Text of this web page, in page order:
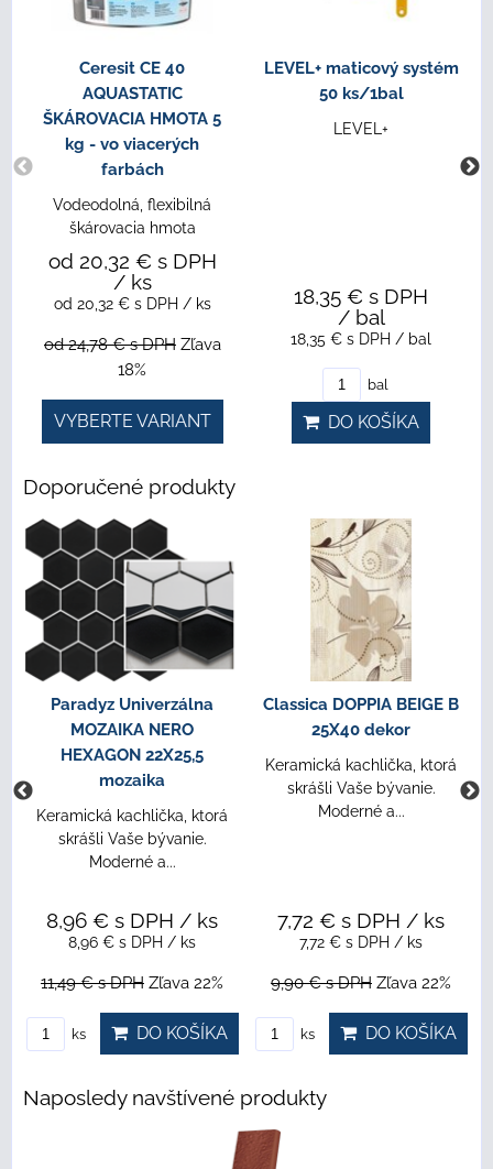
Ceresit CE 40
AQUASTATIC
ŠKÁROVACIA HMOTA 5
kg - vo viacerých
farbách
Vodeodolná, flexibilná
škárovacia hmota
od 20,32 € s DPH
/ ks
od 20,32 € s DPH / ks
od 24,78 €s DPH Zľava
18%
VYBERTE VARIANT
LEVEL+ maticový systém
50 ks/1bal
LEVEL+
18,35 € s DPH
/ bal
18,35 € s DPH / bal
bal
DO KOŠÍKA
Doporučené produkty
Paradyz Univerzálna
MOZAIKA NERO
HEXAGON 22X25,5
mozaika
Keramická kachlička, ktorá
skrášli Vaše bývanie.
Moderné a...
8,96 € s DPH / ks
8,96 € s DPH / ks
11,49 €s DPH Zľava 22%
ks DO KOŠÍKA
Classica DOPPIA BEIGE B
25X40 dekor
Keramická kachlička, ktorá
skrášli Vaše bývanie.
Moderné a...
7,72 € s DPH / ks
7,72 € s DPH / ks
9,90 €s DPH Zľava 22%
ks DO KOŠÍKA
Naposledy navštívené produkty